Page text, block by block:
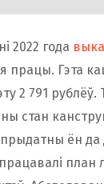
2022 года
працы. Гэта
2 791 рублёў.
стан
прыдатны ён
план